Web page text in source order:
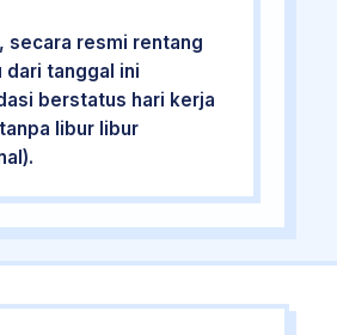
secara resmi rentang
dari tanggal ini
berstatus hari kerja
libur libur